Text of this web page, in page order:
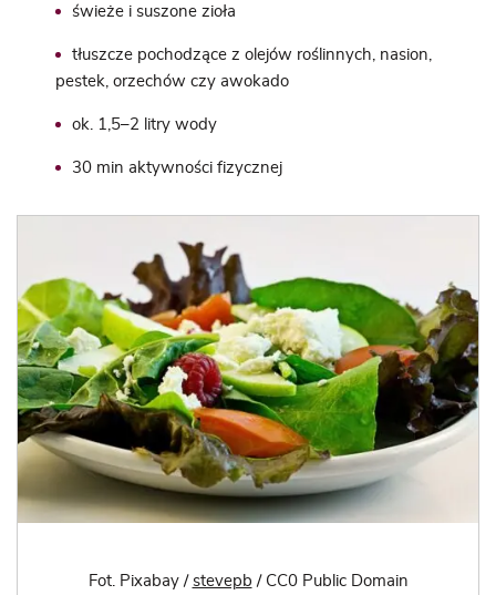
świeże i suszone zioła
tłuszcze pochodzące z olejów roślinnych, nasion,
pestek, orzechów czy awokado
ok. 1,5–2 litry wody
30 min aktywności fizycznej
Fot. Pixabay / stevepb / CC0 Public Domain